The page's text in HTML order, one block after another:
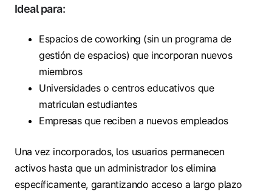
Ideal para:
Espacios de coworking (sin un programa de
gestión de espacios) que incorporan nuevos
miembros
Universidades o centros educativos que
matriculan estudiantes
Empresas que reciben a nuevos empleados
Una vez incorporados, los usuarios permanecen
activos hasta que un administrador los elimina
específicamente, garantizando acceso a largo plazo